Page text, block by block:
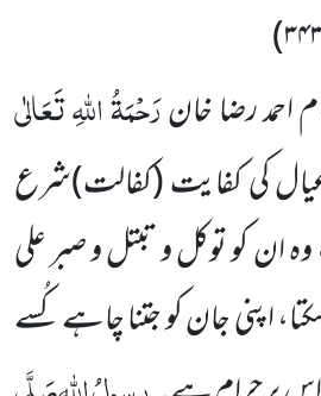
)
احمد رضا خانرَحْمَۃُ اللہِ تَعَالٰی
کی کفایت (کفالت)شرع
کو توکل و تبتل و صبر علی
اپنی جان کو جتنا چاہے کُسے